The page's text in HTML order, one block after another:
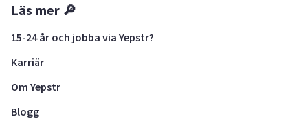
Läs mer 🔎
15-24 år och jobba via Yepstr?
Karriär
Om Yepstr
Blogg